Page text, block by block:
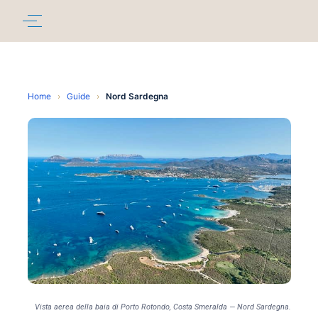
Home › Guide › Nord Sardegna
Vista aerea della baia di Porto Rotondo, Costa Smeralda — Nord Sardegna.